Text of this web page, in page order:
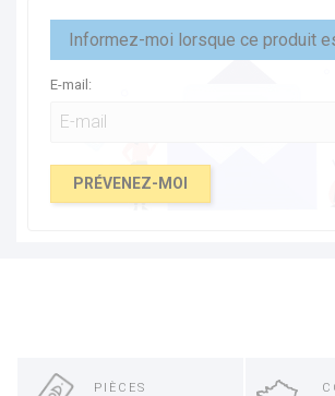
Informez-moi lorsque ce produit
E-mail:
PRÉVENEZ-MOI
PIÈCES